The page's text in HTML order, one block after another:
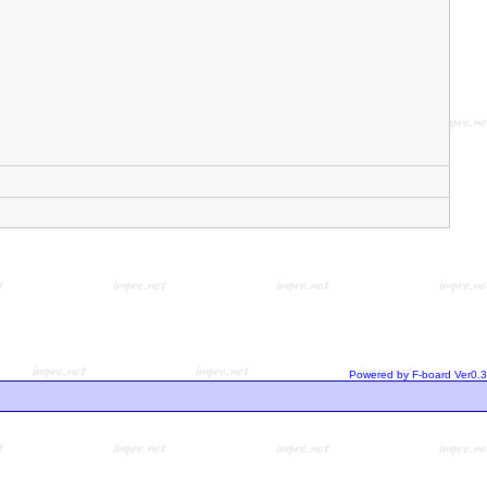
Powered by F-board Ver0.3